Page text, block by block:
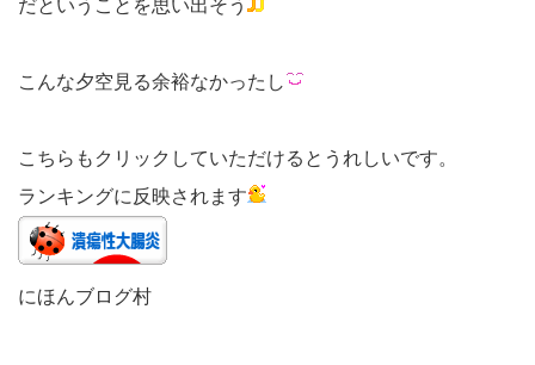
だということを思い出そう
こんな夕空見る余裕なかったし
こちらもクリックしていただけるとうれしいです。
ランキングに反映されます
にほんブログ村